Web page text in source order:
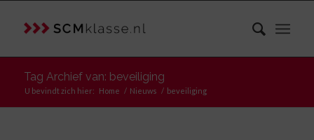
Tag Archief van: beveiliging
U bevindt zich hier: Home / Nieuws / beveiliging